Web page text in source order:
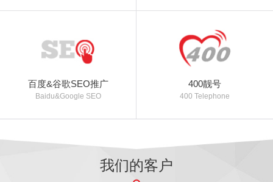
百度&谷歌SEO推广
Baidu&Google SEO
400靓号
400 Telephone
我们的客户